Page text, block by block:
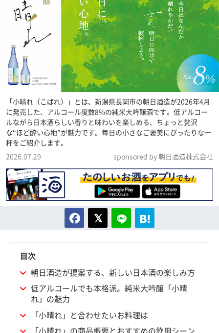
「小晴れ（こばれ）」とは、新潟県長岡市の朝日酒造が2026年4月
に発売した、アルコール度数8%の純米大吟醸酒です。低アルコー
ルながら日本酒らしい香りと味わいを楽しめる、ちょっと贅沢
な“ほど酔い心地”が魅力です。毎日の小さなご褒美にぴったりな一
杯をご紹介します。
2026.07.29
sponsored by 朝日酒造株式会社
目次
朝日酒造が提案する、新しい日本酒の楽しみ方
低アルコールでも本格派。純米大吟醸「小晴
れ」の魅力
「小晴れ」と合わせたいお料理は
「小晴れ」の商品概要とおすすめの飲用シーン